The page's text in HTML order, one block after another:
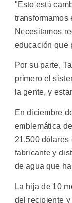
"Esto está
transformamos
Necesitamos
educación que
Por su parte,
primero el
la gente, y
En diciembre
emblemática
21.500 dólares
fabricante y
de agua que
La hija de 10
del recipiente y